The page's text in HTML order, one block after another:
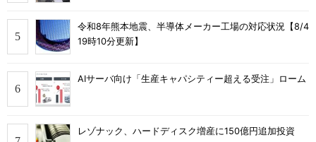
令和8年熊本地震、半導体メーカー工場の対応状況【8/4
19時10分更新】
AIサーバ向け「生産キャパシティー超える受注」ローム
レゾナック、ハードディスク増産に150億円追加投資